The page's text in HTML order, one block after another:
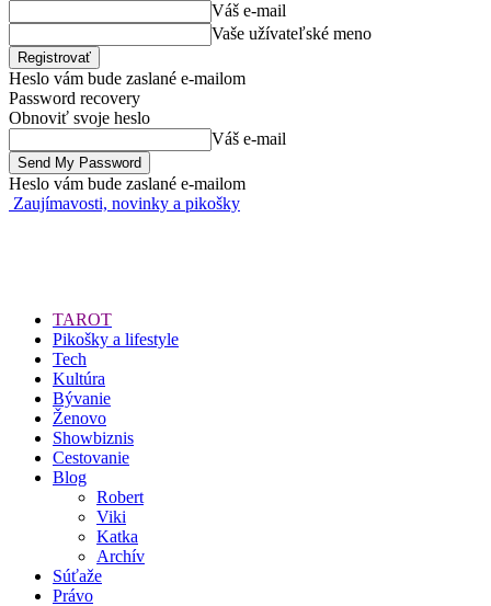
Váš e-mail
Vaše užívateľské meno
Heslo vám bude zaslané e-mailom
Password recovery
Obnoviť svoje heslo
Váš e-mail
Heslo vám bude zaslané e-mailom
Zaujímavosti, novinky a pikošky
TAROT
Pikošky a lifestyle
Tech
Kultúra
Bývanie
Ženovo
Showbiznis
Cestovanie
Blog
Robert
Viki
Katka
Archív
Súťaže
Právo